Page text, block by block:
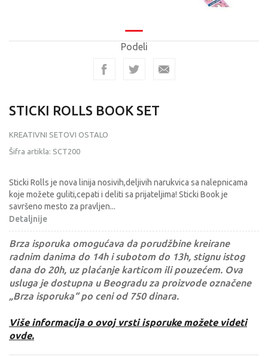
Podeli
STICKI ROLLS BOOK SET
KREATIVNI SETOVI OSTALO
Šifra artikla: SCT200
Sticki Rolls je nova linija nosivih,deljivih narukvica sa nalepnicama
koje možete guliti,cepati i deliti sa prijateljima! Sticki Book je
savršeno mesto za pravljen...
Detaljnije
Brza isporuka omogućava da porudžbine kreirane
radnim danima do 14h i subotom do 13h, stignu istog
dana do 20h, uz plaćanje karticom ili pouzećem. Ova
usluga je dostupna u Beogradu za proizvode označene
„Brza isporuka“ po ceni od 750 dinara.
Više informacija o ovoj vrsti isporuke možete videti
ovde.